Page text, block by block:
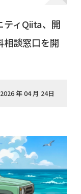
ティQiita、開
相談窓口を開
2026 年 04 月 24日